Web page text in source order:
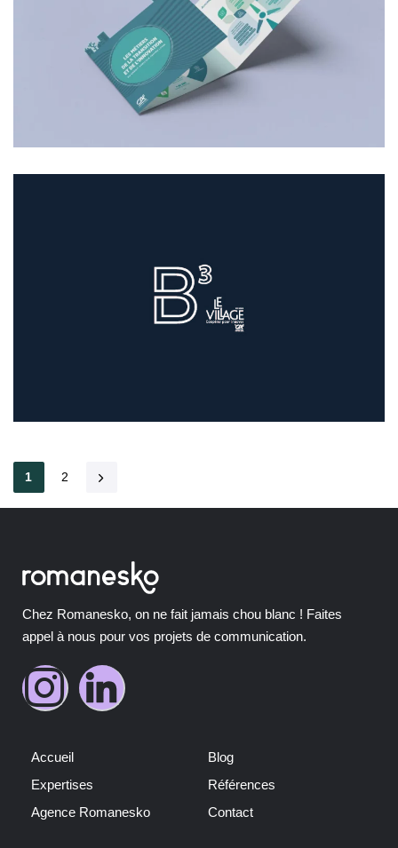
1 2
Chez Romanesko, on ne fait jamais chou blanc ! Faites
appel à nous pour vos projets de communication.
Accueil
Expertises
Agence Romanesko
Blog
Références
Contact